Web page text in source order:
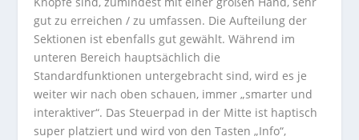
gut zu erreichen / zu umfassen. Die Aufteilung der
Sektionen ist ebenfalls gut gewählt. Während im
unteren Bereich hauptsächlich die
Standardfunktionen untergebracht sind, wird es je
weiter wir nach oben schauen, immer „smarter und
interaktiver“. Das Steuerpad in der Mitte ist haptisch
super platziert und wird von den Tasten „Info“,